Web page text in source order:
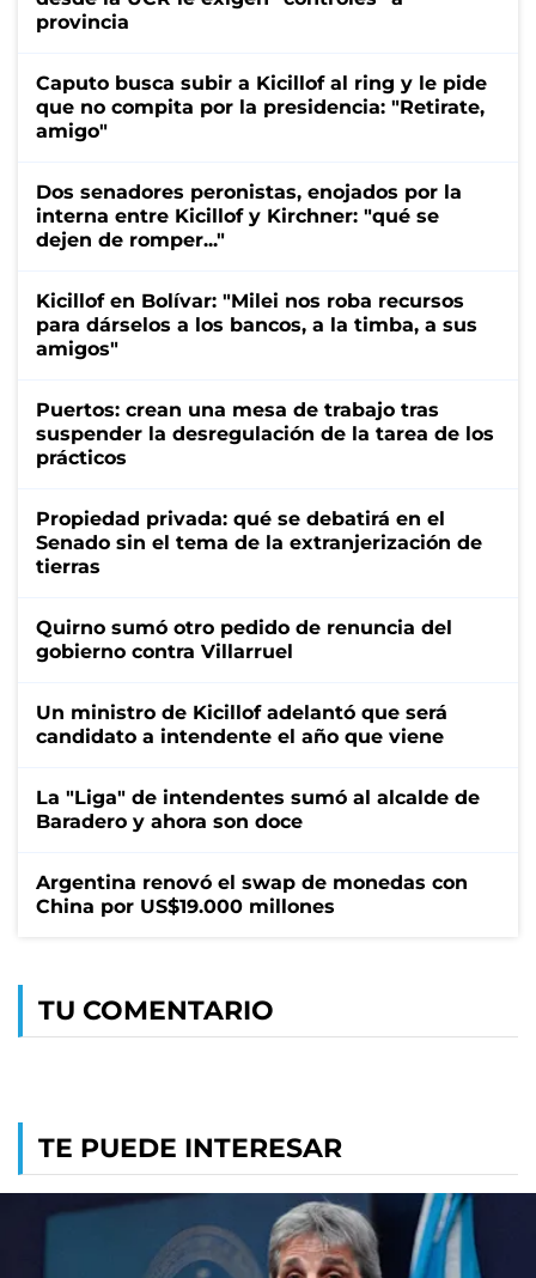
provincia
Caputo busca subir a Kicillof al ring y le pide
que no compita por la presidencia: "Retirate,
amigo"
Dos senadores peronistas, enojados por la
interna entre Kicillof y Kirchner: "qué se
dejen de romper..."
Kicillof en Bolívar: "Milei nos roba recursos
para dárselos a los bancos, a la timba, a sus
amigos"
Puertos: crean una mesa de trabajo tras
suspender la desregulación de la tarea de los
prácticos
Propiedad privada: qué se debatirá en el
Senado sin el tema de la extranjerización de
tierras
Quirno sumó otro pedido de renuncia del
gobierno contra Villarruel
Un ministro de Kicillof adelantó que será
candidato a intendente el año que viene
La "Liga" de intendentes sumó al alcalde de
Baradero y ahora son doce
Argentina renovó el swap de monedas con
China por US$19.000 millones
TU COMENTARIO
TE PUEDE INTERESAR